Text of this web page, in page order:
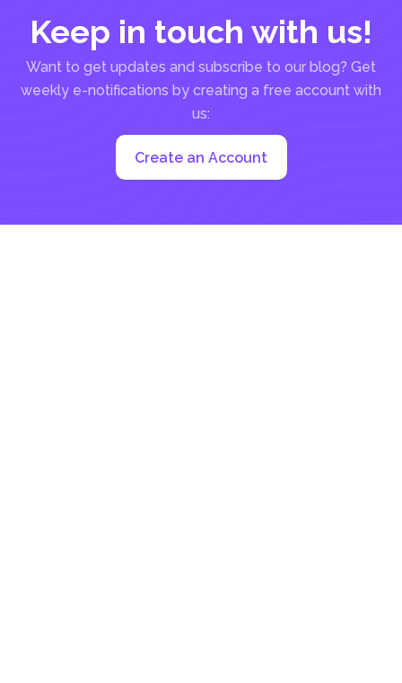
Keep in touch with us!
Want to get updates and subscribe to our blog? Get
weekly e-notifications by creating a free account with
us:
Create an Account